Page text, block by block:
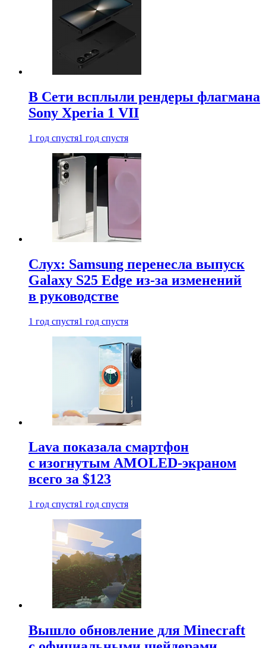
В Сети всплыли рендеры флагмана
Sony Xperia 1 VII
1 год спустя1 год спустя
Слух: Samsung перенесла выпуск
Galaxy S25 Edge из-за изменений
в руководстве
1 год спустя1 год спустя
Lava показала смартфон
с изогнутым AMOLED-экраном
всего за $123
1 год спустя1 год спустя
Вышло обновление для Minecraft